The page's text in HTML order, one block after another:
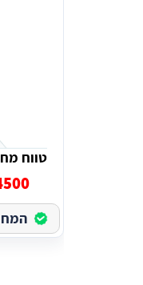
טווח
₪
נכון
לביצוע ואז